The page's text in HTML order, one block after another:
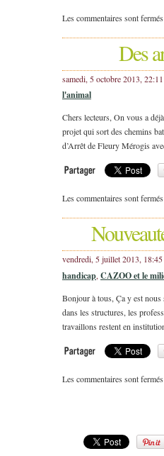
Les commentaires sont fermés
Des
samedi, 5 octobre 2013,
l'animal
Chers lecteurs, On vous a
projet qui sort des chemins
d’Arrêt de Fleury Mérogis
Les commentaires sont fermés
vendredi, 5 juillet 2013, 18:45
handicap, CAZOO et le
Bonjour à tous, Ça y est
dans les structures, les
travaillons restent en
Les commentaires sont fermés